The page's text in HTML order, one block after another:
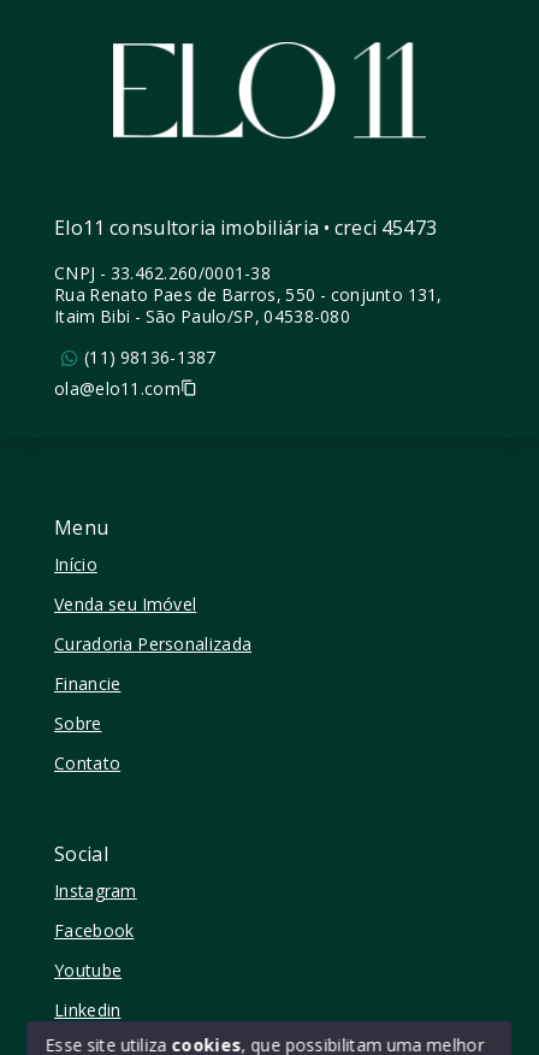
Menu
Início
Venda seu Imóvel
Curadoria Personalizada
Financie
Sobre
Contato
Social
Instagram
Facebook
Youtube
Linkedin
Elo11 consultoria imobiliária • creci 45473
CNPJ - 33.462.260/0001-38
Rua Renato Paes de Barros, 550 - conjunto 131,
Itaim Bibi - São Paulo/SP, 04538-080
(11) 98136-1387
ola@elo11.com
Esse site utiliza cookies, que possibilitam uma melhor